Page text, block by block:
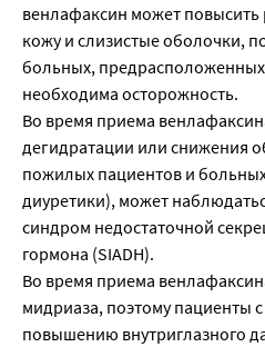
венлафаксин может повысить
кожу и слизистые оболочки,
больных,
необходима осторожность.
Во время приема
дегидратации или снижения
пожилых пациентов и
диуретики), может
синдром недостаточной
гормона (SIADH).
Во время приема
мидриаза, поэтому пациенты
повышению внутриглазного